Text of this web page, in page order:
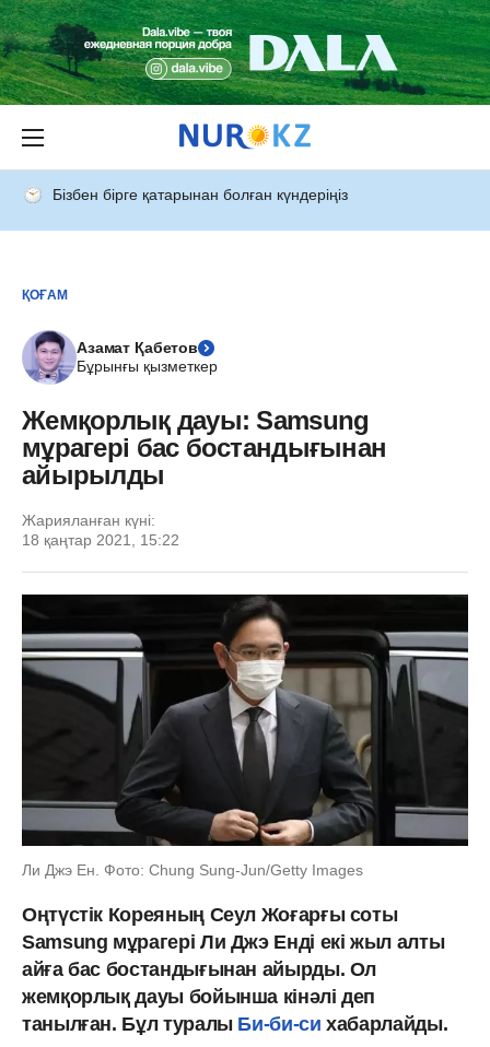
Бізбен бірге қатарынан болған күндеріңіз
ҚОҒАМ
Азамат Қабетов
Бұрынғы қызметкер
Жемқорлық дауы: Samsung
мұрагері бас бостандығынан
айырылды
Жарияланған күні:
18 қаңтар 2021, 15:22
Ли Джэ Ен. Фото: Chung Sung-Jun/Getty Images
Оңтүстік Кореяның Сеул Жоғарғы соты
Samsung мұрагері Ли Джэ Енді екі жыл алты
айға бас бостандығынан айырды. Ол
жемқорлық дауы бойынша кінәлі деп
танылған. Бұл туралы Би-би-си хабарлайды.